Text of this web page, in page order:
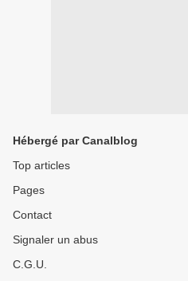
Hébergé par Canalblog
Top articles
Pages
Contact
Signaler un abus
C.G.U.